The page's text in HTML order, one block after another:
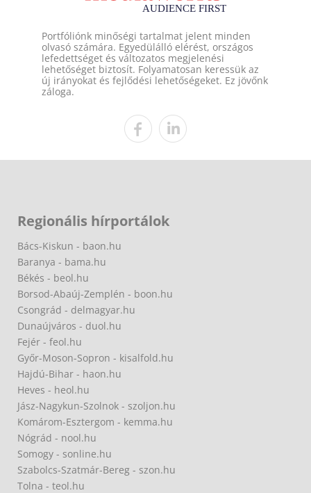
Portfóliónk minőségi tartalmat jelent minden
olvasó számára. Egyedülálló elérést, országos
lefedettséget és változatos megjelenési
lehetőséget biztosít. Folyamatosan keressük az
új irányokat és fejlődési lehetőségeket. Ez jövőnk
záloga.
Regionális hírportálok
Bács-Kiskun - baon.hu
Baranya - bama.hu
Békés - beol.hu
Borsod-Abaúj-Zemplén - boon.hu
Csongrád - delmagyar.hu
Dunaújváros - duol.hu
Fejér - feol.hu
Győr-Moson-Sopron - kisalfold.hu
Hajdú-Bihar - haon.hu
Heves - heol.hu
Jász-Nagykun-Szolnok - szoljon.hu
Komárom-Esztergom - kemma.hu
Nógrád - nool.hu
Somogy - sonline.hu
Szabolcs-Szatmár-Bereg - szon.hu
Tolna - teol.hu